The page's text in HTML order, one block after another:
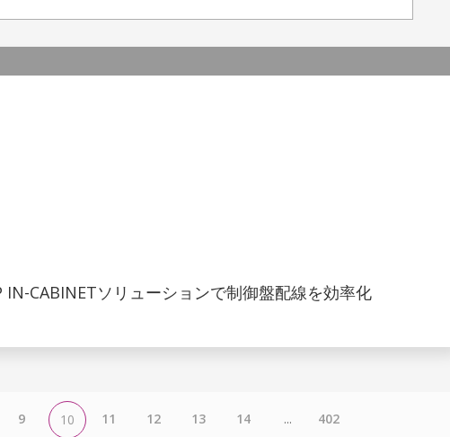
CABINETソリューションで制御盤配線を効率化
9 10 11 12 13 14 ... 402